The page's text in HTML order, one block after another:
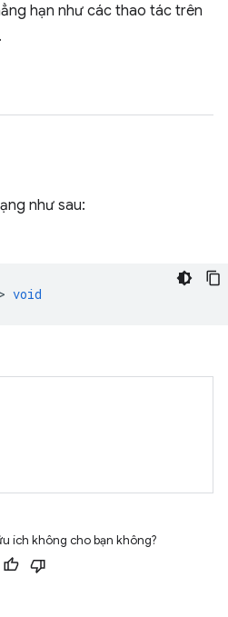
hạn như các thao tác trên
như sau:
void
ích không cho bạn không?